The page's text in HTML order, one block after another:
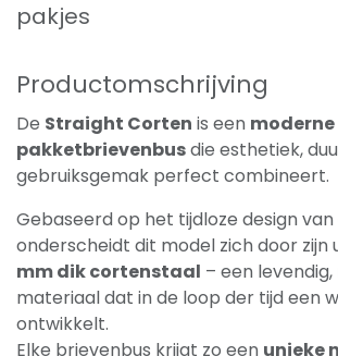
pakjes
Productomschrijving
De Straight Corten is een moderne
pakketbrievenbusdie esthetiek,
gebruiksgemak perfect combineert.
Gebaseerd op het tijdloze design
onderscheidt dit model zich door zijn
mm dik cortenstaal – een
materiaal dat in de loop der tijd een
ontwikkelt.
Elke brievenbus krijgt zo een unieke